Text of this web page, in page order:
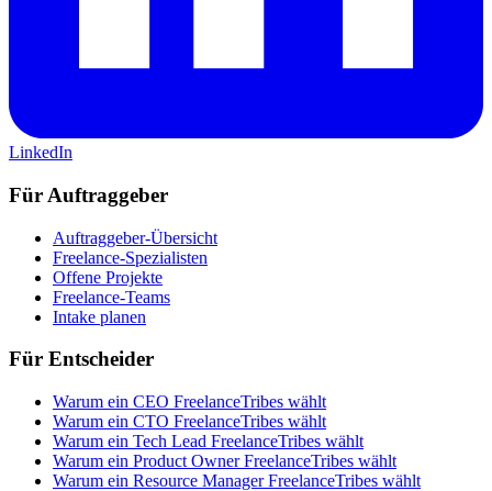
LinkedIn
Für Auftraggeber
Auftraggeber-Übersicht
Freelance-Spezialisten
Offene Projekte
Freelance-Teams
Intake planen
Für Entscheider
Warum ein CEO FreelanceTribes wählt
Warum ein CTO FreelanceTribes wählt
Warum ein Tech Lead FreelanceTribes wählt
Warum ein Product Owner FreelanceTribes wählt
Warum ein Resource Manager FreelanceTribes wählt